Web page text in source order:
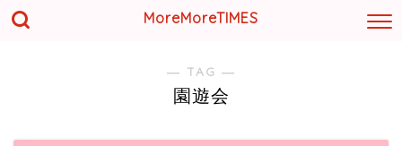
MoreMoreTIMES
― TAG ―
園遊会